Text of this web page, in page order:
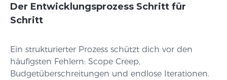
Der Entwicklungsprozess Schritt für
Schritt
Ein strukturierter Prozess schützt dich vor den
häufigsten Fehlern: Scope Creep,
Budgetüberschreitungen und endlose Iterationen.